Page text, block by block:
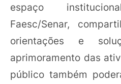
espaço
Faesc/Senar,
orientações e
aprimoramento das
público também